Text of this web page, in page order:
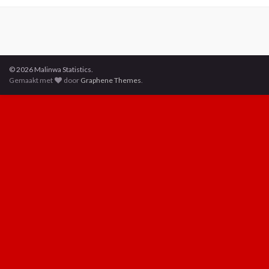
© 2026 Malinwa Statistics.
Gemaakt met
door Graphene Themes.